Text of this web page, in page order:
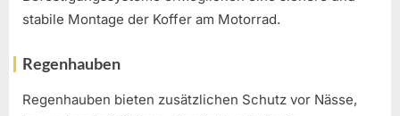
stabile Montage der Koffer am Motorrad.
Regenhauben
Regenhauben bieten zusätzlichen Schutz vor Nässe,